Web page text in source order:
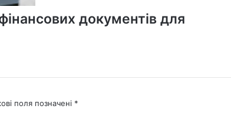
документів для
поля позначені *